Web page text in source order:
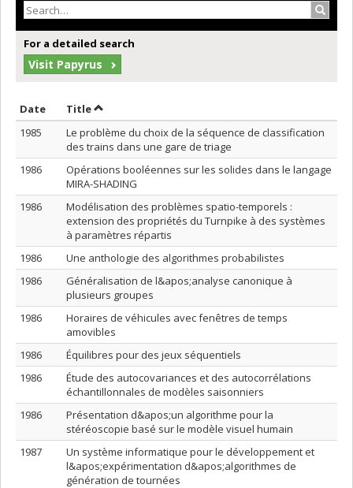
For a detailed search
Visit Papyrus
Date Sort by date in descending order
TitleSort by title in descending order
1985
Le problème du choix de la séquence de classification
des trains dans une gare de triage
1986
Opérations booléennes sur les solides dans le langage
MIRA-SHADING
1986
Modélisation des problèmes spatio-temporels :
extension des propriétés du Turnpike à des systèmes
à paramètres répartis
1986
Une anthologie des algorithmes probabilistes
1986
Généralisation de l&apos;analyse canonique à
plusieurs groupes
1986
Horaires de véhicules avec fenêtres de temps
amovibles
1986
Équilibres pour des jeux séquentiels
1986
Étude des autocovariances et des autocorrélations
échantillonnales de modèles saisonniers
1986
Présentation d&apos;un algorithme pour la
stéréoscopie basé sur le modèle visuel humain
1987
Un système informatique pour le développement et
l&apos;expérimentation d&apos;algorithmes de
génération de tournées